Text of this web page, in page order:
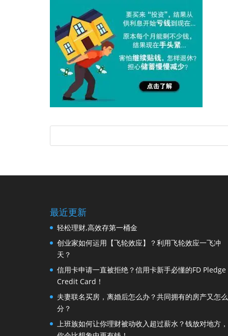
最近更新
轻松理财,高效存第一桶金
创业家如何运用【飞轮效应】？利用飞轮效应一飞冲
天？
信用卡申请一直被拒绝？信用卡新手必懂的FD Pledge
Credit Card！
夫妻联名买房，离婚后怎么办？共同拥有的房产又怎么
分？
上班族如何让你理财被动收入超过薪水？钱放对地方，